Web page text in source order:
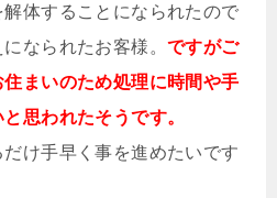
体することになられたので
なられたお客様。 ですがご
まいのため処理に時間や手
思われたそうです。
け手早く事を進めたいです